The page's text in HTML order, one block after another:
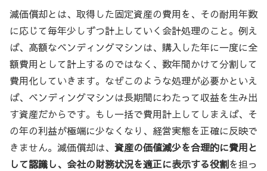
減価償却とは、取得した固定資産の費用を、その耐用年数
に応じて毎年少しずつ計上していく会計処理のこと。例え
ば、高額なベンディングマシンは、購入した年に一度に全
額費用として計上するのではなく、数年間かけて分割して
費用化していきます。なぜこのような処理が必要かといえ
ば、ベンディングマシンは長期間にわたって収益を生み出
す資産だからです。もし一括で費用計上してしまえば、そ
の年の利益が極端に少なくなり、経営実態を正確に反映で
きません。減価償却は、 資産の価値減少を合理的に費用と
して認識し、会社の財務状況を適正に表示する役割を担っ